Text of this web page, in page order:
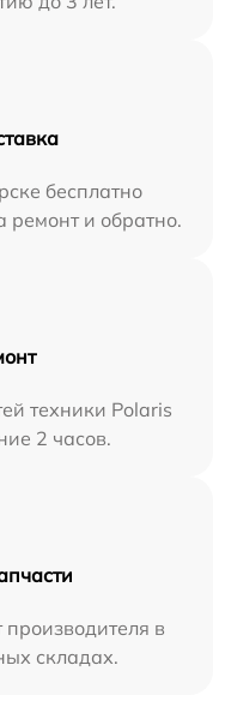
бесплатно
ремонт и обратно.
техники Polaris
2 часов.
производителя в
складах.